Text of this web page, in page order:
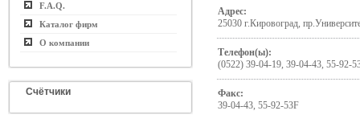
F.A.Q.
Каталог фирм
О компании
Счётчики
Адрес:
25030 г.Кировоград,
Телефон(ы):
(0522) 39-04-19, 39-04-43, 55-92-
Факс:
39-04-43, 55-92-53F